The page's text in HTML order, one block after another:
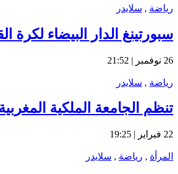
رياضة , سلايدر
سبورتينغ الدار البيضاء
26 نوفمبر | 21:52
رياضة , سلايدر
تنظم الجامعة الملكية
22 فبراير | 19:25
المرأة , رياضة , سلايدر